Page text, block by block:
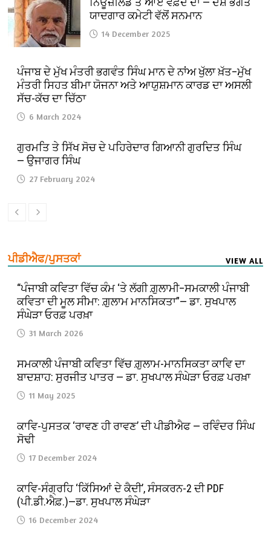
ਯਾਦਗਾਰ ਕਮੇਟੀ ਵੱਲੋਂ ਸਨਮਾਨ
14 December 2025
ਪੰਜਾਬ ਦੇ ਮੁੱਖ ਮੰਤਰੀ ਭਗਵੰਤ ਸਿੰਘ ਮਾਨ ਦੇ ਨਾਂਅ ਖੁੱਲਾ ਖ਼ੱਤ–ਮੁੱਖ
ਮੰਤਰੀ ਸਿਹਤ ਬੀਮਾ ਯੋਜਨਾ ਅਤੇ ਆਯੁਸ਼ਮਾਨ ਕਾਰਡ ਦਾ ਅਸਲੀ
ਸੱਚ-ਕੱਚ ਦਾ ਚਿੱਠਾ
6 March 2024
ਗੁਰਮਤਿ ਤੇ ਸਿੱਖ ਸੋਚ ਦੇ ਪਹਿਰੇਦਾਰ ਗਿਆਨੀ ਗੁਰਦਿਤ ਸਿੰਘ
— ਉਜਾਗਰ ਸਿੰਘ
27 February 2024
ਪੀਡੀਐਫ/ਪੁਸਤਕਾਂ VIEW ALL
“ਪੰਜਾਬੀ ਕਵਿਤਾ ਵਿੱਚ ਕੰਮ ‘ਤੇ ਲੱਗੀ ਗ਼ੁਲਾਮੀ–ਸਮਕਾਲੀ ਪੰਜਾਬੀ
ਕਵਿਤਾ ਦੀ ਮੂਲ ਸੀਮਾ: ਗ਼ੁਲਾਮ ਮਾਨਸਿਕਤਾ”— ਡਾ. ਸੁਖਪਾਲ
ਸੰਘੇੜਾ ਓਰਫ਼ ਪਰਖ਼ਾ
31 March 2026
ਸਮਕਾਲੀ ਪੰਜਾਬੀ ਕਵਿਤਾ ਵਿੱਚ ਗ਼ੁਲਾਮ-ਮਾਨਸਿਕਤਾ ਕਾਵਿ ਦਾ
ਬਾਦਸ਼ਾਹ: ਸੁਰਜੀਤ ਪਾਤਰ — ਡਾ. ਸੁਖਪਾਲ ਸੰਘੇੜਾ ਓਰਫ਼ ਪਰਖ਼ਾ
11 May 2025
ਕਾਵਿ-ਪੁਸਤਕ ‘ਰਾਵਣ ਹੀ ਰਾਵਣ’ ਦੀ ਪੀਡੀਐਫ — ਰਵਿੰਦਰ ਸਿੰਘ
ਸੋਢੀ
17 December 2024
ਕਾਵਿ-ਸੰਗ੍ਰਹਿ ‘ਕਿੱਸਿਆਂ ਦੇ ਕੈਦੀ’, ਸੰਸਕਰਨ-2 ਦੀ PDF
(ਪੀ.ਡੀ.ਐਫ਼.)—ਡਾ. ਸੁਖਪਾਲ ਸੰਘੇੜਾ
16 December 2024